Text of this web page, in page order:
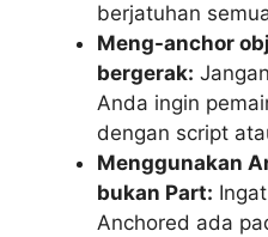
berjatuhan
Meng-anchor
bergerak:
Anda ingin
dengan script
Menggunakan
bukan Part:
Anchored ada